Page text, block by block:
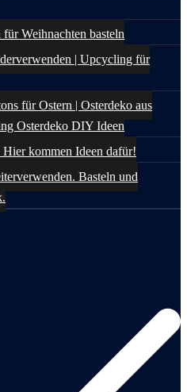
Weihnachten basteln
| Upcycling für
für Ostern | Osterdeko aus
Osterdeko DIY Ideen
kommen Ideen dafür!
Basteln und